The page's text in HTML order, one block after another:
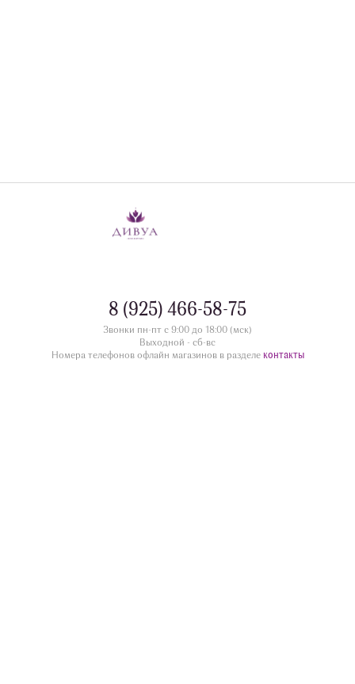
8 (925) 466-58-75
Звонки пн-пт с 9:00 до 18:00 (мск)
Выходной - сб-вс
Номера телефонов офлайн магазинов в разделе контакты